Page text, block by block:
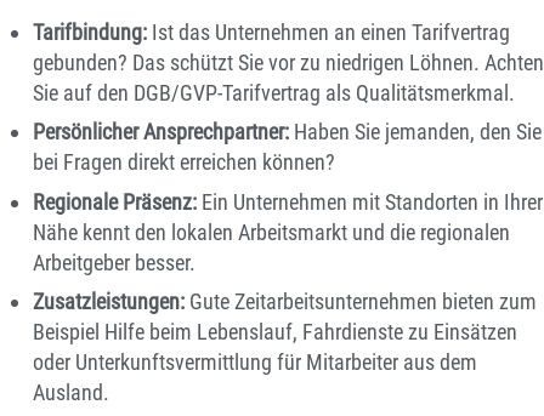
Tarifbindung: Ist das Unternehmen an einen Tarifvertrag
gebunden? Das schützt Sie vor zu niedrigen Löhnen. Achten
Sie auf den DGB/GVP-Tarifvertrag als Qualitätsmerkmal.
Persönlicher Ansprechpartner: Haben Sie jemanden, den Sie
bei Fragen direkt erreichen können?
Regionale Präsenz: Ein Unternehmen mit Standorten in Ihrer
Nähe kennt den lokalen Arbeitsmarkt und die regionalen
Arbeitgeber besser.
Zusatzleistungen: Gute Zeitarbeitsunternehmen bieten zum
Beispiel Hilfe beim Lebenslauf, Fahrdienste zu Einsätzen
oder Unterkunftsvermittlung für Mitarbeiter aus dem
Ausland.